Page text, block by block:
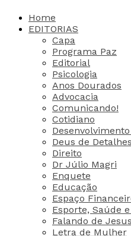
Home
EDITORIAS
Capa
Programa Paz
Editorial
Psicologia
Anos Dourados
Advocacia
Comunicando!
Cotidiano
Deus de Detalhes
Direito
Dr Júlio Magri
Enquete
Educação
Espaço
Esporte, Saúde
Falando de Jesus
Letra de Mulher